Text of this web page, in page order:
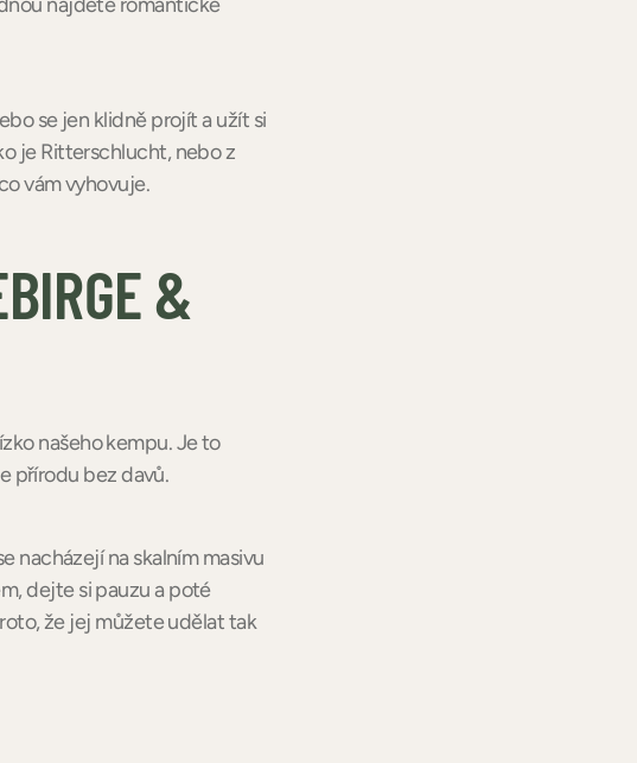
se jen klidně projít a užít si
je Ritterschlucht, nebo z
vám vyhovuje.
&
našeho kempu. Je to
přírodu bez davů.
nacházejí na skalním masivu
dejte si pauzu a poté
že jej můžete udělat tak